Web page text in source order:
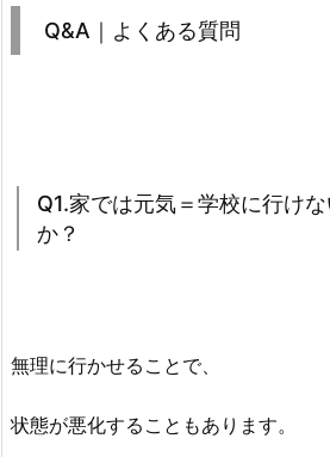
Q&A｜よくある質問
Q1.家では元気＝学校に行け
か？
無理に行かせることで、
状態が悪化することもあります。